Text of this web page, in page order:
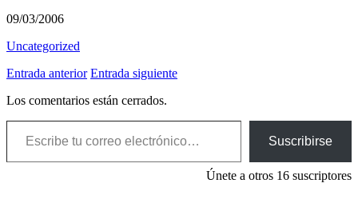
09/03/2006
Uncategorized
Entrada anterior Entrada siguiente
Los comentarios están cerrados.
Escribe tu correo electrónico…
Suscribirse
Únete a otros 16 suscriptores